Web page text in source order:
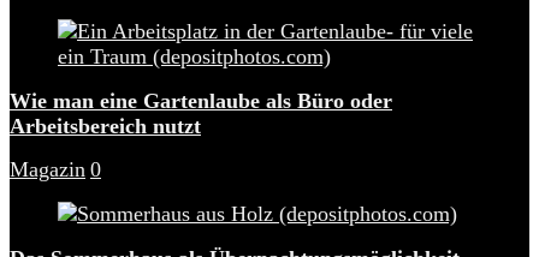
Wie man eine Gartenlaube als Büro oder
Arbeitsbereich nutzt
Magazin 0